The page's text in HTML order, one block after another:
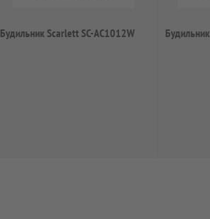
Будильник Scarlett SC-AC1012W